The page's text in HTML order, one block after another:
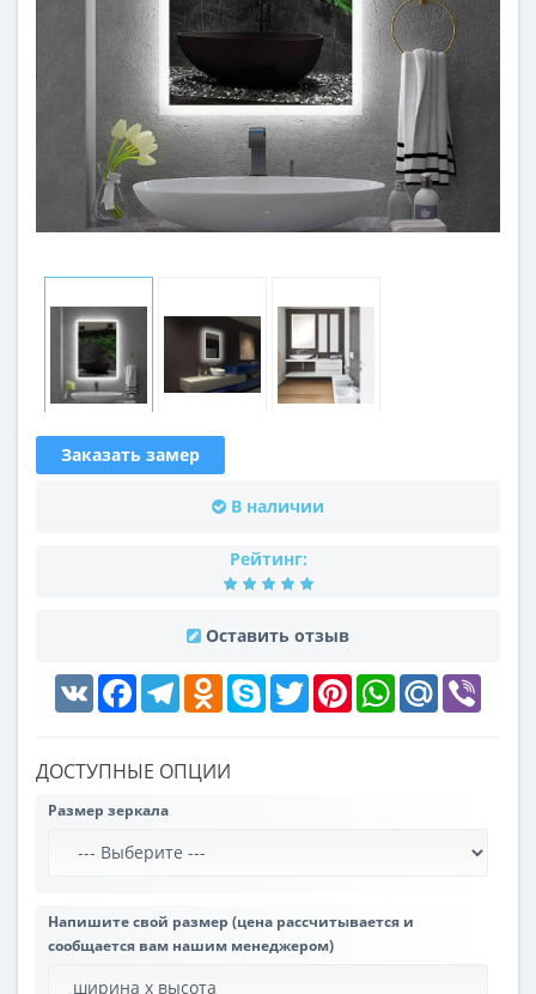
Заказать замер
В наличии
Рейтинг:
Оставить отзыв
VK FacebookTelegramOdnoklassniki
Skype Twitter PinterestWhatsAppMail.Ru
ДОСТУПНЫЕ ОПЦИИ
Размер зеркала
Напишите свой размер (цена рассчитывается и
сообщается вам нашим менеджером)